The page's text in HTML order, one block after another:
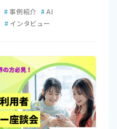
# 事例紹介 # AI
# インタビュー